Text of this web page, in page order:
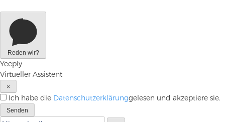
Reden wir?
Yeeply
Virtueller Assistent
×
Ich habe die Datenschutzerklärunggelesen und akzeptiere sie.
Senden